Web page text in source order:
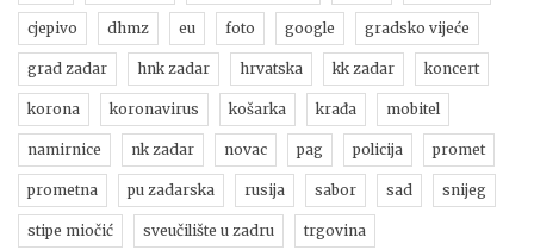
cjepivo dhmz eu foto google gradsko vijeće
grad zadar hnk zadar hrvatska kk zadar koncert
korona koronavirus košarka krađa mobitel
namirnice nk zadar novac pag policija promet
prometna pu zadarska rusija sabor sad snijeg
stipe miočić sveučilište u zadru trgovina